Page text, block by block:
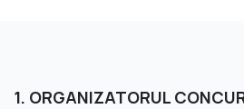
1. ORGANIZATORUL